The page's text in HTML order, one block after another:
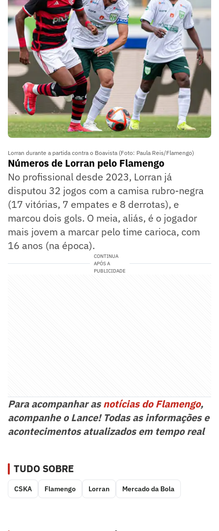
Lorran durante a partida contra o Boavista (Foto: Paula Reis/Flamengo)
Números de Lorran pelo Flamengo
No profissional desde 2023, Lorran já
disputou 32 jogos com a camisa rubro-negra
(17 vitórias, 7 empates e 8 derrotas), e
marcou dois gols. O meia, aliás, é o jogador
mais jovem a marcar pelo time carioca, com
16 anos (na época).
CONTINUA
APÓS A
PUBLICIDADE
Para acompanhar asnotícias do Flamengo,
acompanhe o Lance! Todas as informações e
acontecimentos atualizados em tempo real
TUDO SOBRE
CSKA Flamengo Lorran Mercado da Bola